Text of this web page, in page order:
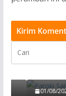
Paroki
01/08/2026